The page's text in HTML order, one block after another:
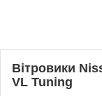
Вітровики
VL Tuning